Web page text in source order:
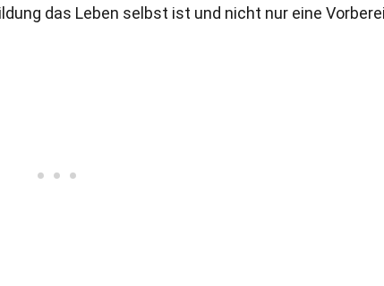
das Leben selbst ist und nicht nur eine